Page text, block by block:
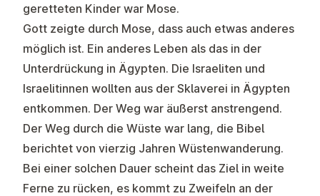
geretteten Kinder war Mose.​
Gott zeigte durch Mose, dass auch etwas anderes
möglich ist. Ein anderes Leben als das in der
Unterdrückung in Ägypten. Die Israeliten und
Israelitinnen wollten aus der Sklaverei in Ägypten
entkommen. Der Weg war äußerst anstrengend.
Der Weg durch die Wüste war lang, die Bibel
berichtet von vierzig Jahren Wüstenwanderung.
Bei einer solchen Dauer scheint das Ziel in weite
Ferne zu rücken, es kommt zu Zweifeln an der